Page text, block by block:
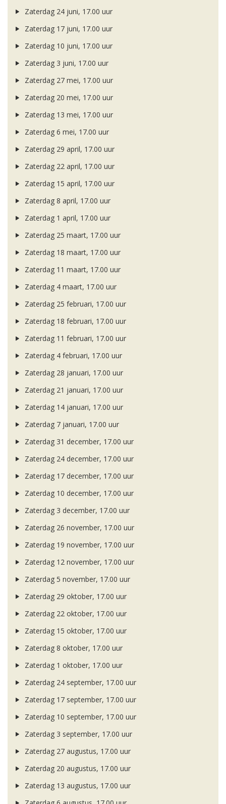
Zaterdag 24 juni, 17.00 uur
Zaterdag 17 juni, 17.00 uur
Zaterdag 10 juni, 17.00 uur
Zaterdag 3 juni, 17.00 uur
Zaterdag 27 mei, 17.00 uur
Zaterdag 20 mei, 17.00 uur
Zaterdag 13 mei, 17.00 uur
Zaterdag 6 mei, 17.00 uur
Zaterdag 29 april, 17.00 uur
Zaterdag 22 april, 17.00 uur
Zaterdag 15 april, 17.00 uur
Zaterdag 8 april, 17.00 uur
Zaterdag 1 april, 17.00 uur
Zaterdag 25 maart, 17.00 uur
Zaterdag 18 maart, 17.00 uur
Zaterdag 11 maart, 17.00 uur
Zaterdag 4 maart, 17.00 uur
Zaterdag 25 februari, 17.00 uur
Zaterdag 18 februari, 17.00 uur
Zaterdag 11 februari, 17.00 uur
Zaterdag 4 februari, 17.00 uur
Zaterdag 28 januari, 17.00 uur
Zaterdag 21 januari, 17.00 uur
Zaterdag 14 januari, 17.00 uur
Zaterdag 7 januari, 17.00 uur
Zaterdag 31 december, 17.00 uur
Zaterdag 24 december, 17.00 uur
Zaterdag 17 december, 17.00 uur
Zaterdag 10 december, 17.00 uur
Zaterdag 3 december, 17.00 uur
Zaterdag 26 november, 17.00 uur
Zaterdag 19 november, 17.00 uur
Zaterdag 12 november, 17.00 uur
Zaterdag 5 november, 17.00 uur
Zaterdag 29 oktober, 17.00 uur
Zaterdag 22 oktober, 17.00 uur
Zaterdag 15 oktober, 17.00 uur
Zaterdag 8 oktober, 17.00 uur
Zaterdag 1 oktober, 17.00 uur
Zaterdag 24 september, 17.00 uur
Zaterdag 17 september, 17.00 uur
Zaterdag 10 september, 17.00 uur
Zaterdag 3 september, 17.00 uur
Zaterdag 27 augustus, 17.00 uur
Zaterdag 20 augustus, 17.00 uur
Zaterdag 13 augustus, 17.00 uur